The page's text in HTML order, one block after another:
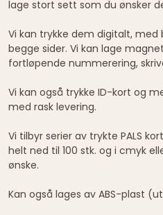
lage stort sett som du ønsker
Vi kan trykke dem digitalt, med
begge sider. Vi kan lage
fortløpende nummerering,
Vi kan også trykke ID-kort og
med rask levering.
Vi tilbyr serier av trykte PALS
helt ned til 100 stk. og i cmyk
ønske.
Kan også lages av ABS-plast